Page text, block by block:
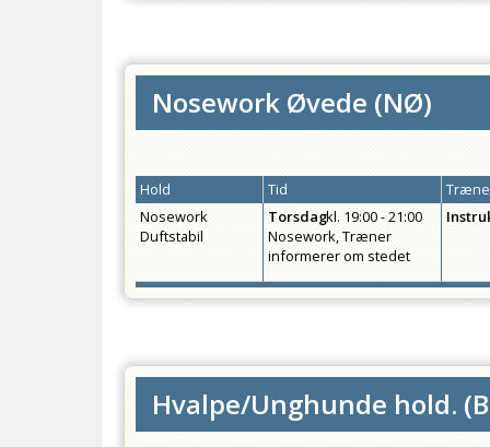
Nosework Øvede (NØ)
Hold Tid
Nosework
Duftstabil
Torsdagkl. 19:00 - 21:00
Nosework, Træner
informerer om stedet
Hvalpe/Unghunde hold. (